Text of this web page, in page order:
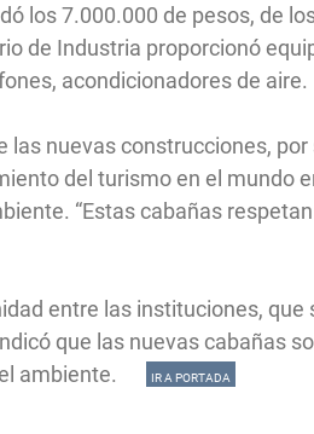
los 7.000.000 de pesos, de
de Industria proporcionó
acondicionadores de aire.
las nuevas construcciones,
del turismo en el mundo
“Estas cabañas
entre las instituciones,
que las nuevas cabañas
el ambiente.
IR A PORTADA